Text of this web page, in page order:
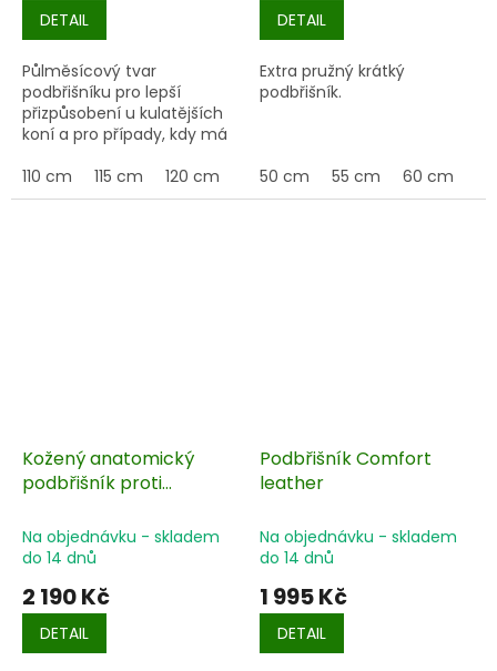
DETAIL
Půlměsícový tvar
podbřišníku pro lepší
přizpůsobení u kulatějších
koní a pro případy, kdy má
dopředu.
110 cm 115 cm 120 cm 125 cm 130 cm 135 cm
DETAIL
Extra pružný krátký
podbřišník.
50 cm 55 cm 60 cm
Kožený anatomický
podbřišník proti
Na objednávku - skladem
do 14 dnů
2 190 Kč
DETAIL
Podbřišník Comfort
leather
Na objednávku - skladem
do 14 dnů
1 995 Kč
DETAIL